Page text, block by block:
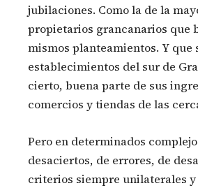
jubilaciones. Como la de la
propietarios grancanarios que
mismos planteamientos. Y que
establecimientos del sur de
cierto, buena parte de sus
comercios y tiendas de las
Pero en determinados
desaciertos, de errores, de
criterios siempre unilaterales y